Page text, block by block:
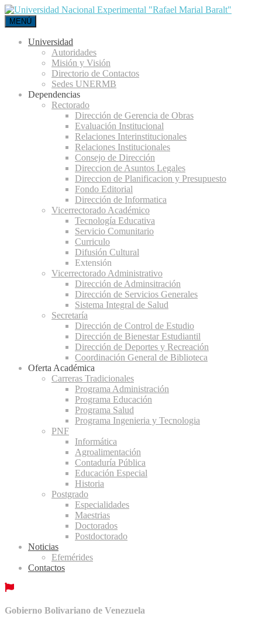
MENÚ
Universidad
Autoridades
Misión y Visión
Directorio de Contactos
Sedes UNERMB
Dependencias
Rectorado
Dirección de Gerencia de Obras
Evaluación Institucional
Relaciones Interinstitucionales
Relaciones Institucionales
Consejo de Dirección
Direccion de Asuntos Legales
Direccion de Planificacion y Presupuesto
Fondo Editorial
Dirección de Informatica
Vicerrectorado Académico
Tecnología Educativa
Servicio Comunitario
Curriculo
Difusión Cultural
Extensión
Vicerrectorado Administrativo
Dirección de Adminsitración
Dirección de Servicios Generales
Sistema Integral de Salud
Secretaría
Dirección de Control de Estudio
Dirección de Bienestar Estudiantil
Dirección de Deportes y Recreación
Coordinación General de Biblioteca
Oferta Académica
Carreras Tradicionales
Programa Administración
Programa Educación
Programa Salud
Programa Ingenieria y Tecnologia
PNF
Informática
Agroalimentación
Contaduría Pública
Educación Especial
Historia
Postgrado
Especialidades
Maestrias
Doctorados
Postdoctorado
Noticias
Efemérides
Contactos
Gobierno Bolivariano de Venezuela